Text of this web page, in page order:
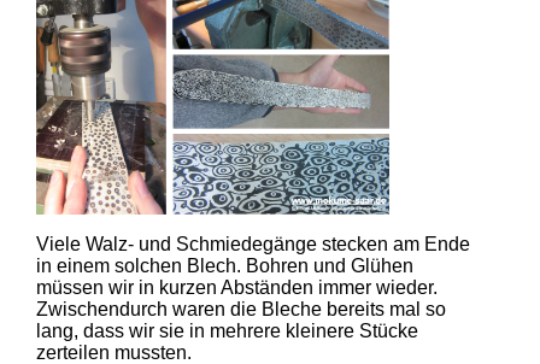
Viele Walz- und Schmiedegänge stecken am Ende
in einem solchen Blech. Bohren und Glühen
müssen wir in kurzen Abständen immer wieder.
Zwischendurch waren die Bleche bereits mal so
lang, dass wir sie in mehrere kleinere Stücke
zerteilen mussten.